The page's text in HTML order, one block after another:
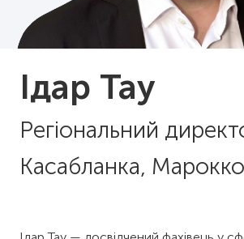
Ідар Тау
Регіональний
Касабланка, Марокко